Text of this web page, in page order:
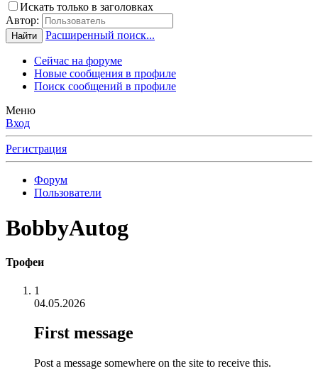
Искать только в заголовках
Автор:
Найти Расширенный поиск...
Сейчас на форуме
Новые сообщения в профиле
Поиск сообщений в профиле
Меню
Вход
Регистрация
Форум
Пользователи
BobbyAutog
Трофеи
1
04.05.2026
First message
Post a message somewhere on the site to receive this.